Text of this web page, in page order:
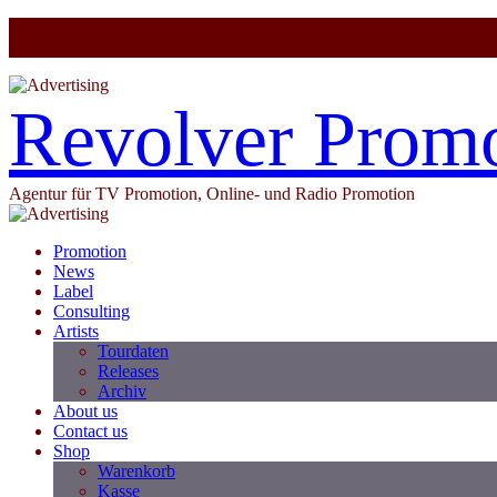
Revolver
Agentur für TV Promotion, Online- und Radio Promotion
Promotion
News
Label
Consulting
Artists
Tourdaten
Releases
Archiv
About us
Contact us
Shop
Warenkorb
Kasse